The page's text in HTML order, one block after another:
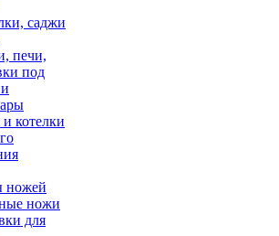
саджи
печи,
под
котелки
ножей
ножи
для